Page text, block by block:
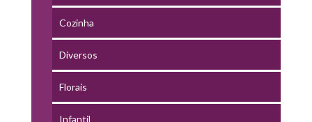
Cozinha
Diversos
Florais
Infantil